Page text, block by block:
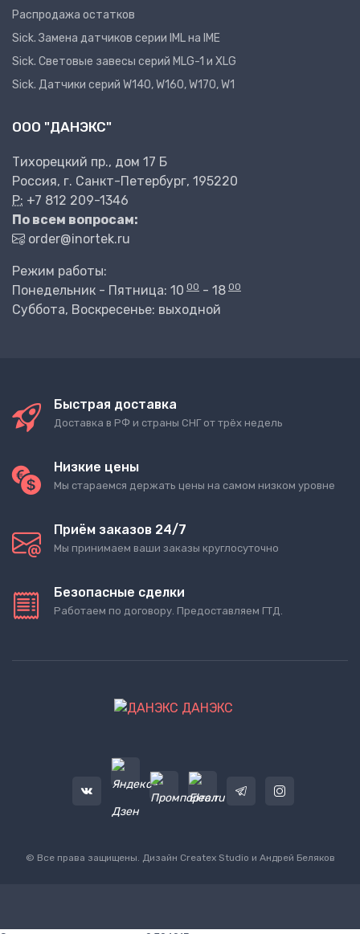
Распродажа остатков
Sick. Замена датчиков серии IML на IME
Sick. Световые завесы серий MLG-1 и XLG
Sick. Датчики серий W140, W160, W170, W1
ООО "ДАНЭКС"
Тихорецкий пр., дом 17 Б
Россия, г. Санкт-Петербург, 195220
P: +7 812 209-1346
По всем вопросам:
order@inortek.ru
Режим работы:
Понедельник - Пятница: 10 00 - 18 00
Суббота, Воскресенье: выходной
Быстрая доставка
Доставка в РФ и страны СНГ от трёх недель
Низкие цены
Мы стараемся держать цены на самом низком уровне
Приём заказов 24/7
Мы принимаем ваши заказы круглосуточно
Безопасные сделки
Работаем по договору. Предоставляем ГТД.
ДАНЭКС
© Все права защищены. Дизайн Createx Studio и Андрей Беляков